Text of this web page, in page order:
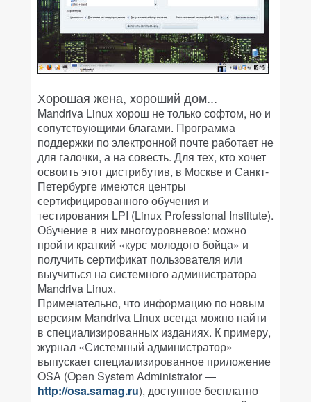
Хорошая жена, хороший дом...
Mandriva Linux хорош не только софтом, но и
сопутствующими благами. Программа
поддержки по электронной почте работает не
для галочки, а на совесть. Для тех, кто хочет
освоить этот дистрибутив, в Москве и Санкт-
Петербурге имеются центры
сертифицированного обучения и
тестирования LPI (Linux Professional Institute).
Обучение в них многоуровневое: можно
пройти краткий «курс молодого бойца» и
получить сертификат пользователя или
выучиться на системного администратора
Mandriva Linux.
Примечательно, что информацию по новым
версиям Mandriva Linux всегда можно найти
в специализированных изданиях. К примеру,
журнал «Системный администратор»
выпускает специализированное приложение
OSA (Open System Administrator —
http://osa.samag.ru), доступное бесплатно